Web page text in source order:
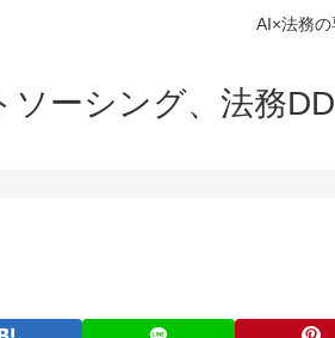
AI×法務の
ソーシング、法務